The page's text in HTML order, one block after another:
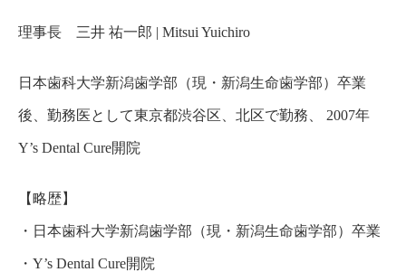
理事長 三井 祐一郎 | Mitsui Yuichiro
日本歯科大学新潟歯学部（現・新潟生命歯学部）卒業
後、勤務医として東京都渋谷区、北区で勤務、 2007年
Y’s Dental Cure開院
【略歴】
・ 日本歯科大学新潟歯学部（現・新潟生命歯学部）卒業
・ Y’s Dental Cure開院